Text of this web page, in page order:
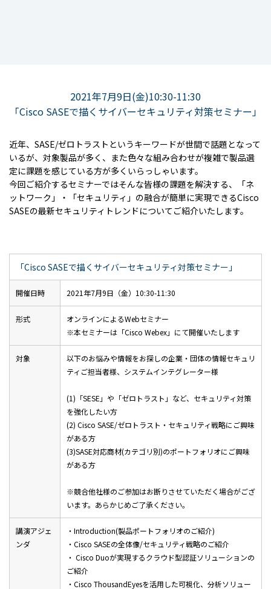
2021年7月9日(金)10:30-11:30
「Cisco SASEで描くサイバーセキュリティ対策セミナー」
近年、SASE/ゼロトラストというキーワードが世間で話題となって
いるが、対象製品が多く、また色々な組み合わせが複雑で製品選
定に課題を感じている方が多くいらっしゃいます。
今回ご紹介するセミナーではそんな皆様の課題を解決する、「ネ
ットワーク」・「セキュリティ」の融合が簡単に実現できるCisco
SASEの最新セキュリティトレンドについてご紹介いたします。
「Cisco SASEで描くサイバーセキュリティ対策セミナー」
開催日時 2021年7月9日（金）10:30-11:30
形式
オンラインによるWebセミナー
※本セミナーは「Cisco Webex」にて開催いたします
対象
以下のお悩みや情報をお探しの企業・団体の情報セキュリ
ティご担当者様、システムインテグレーター様
(1)「SESE」や「ゼロトラスト」など、セキュリティ対策
を強化したい方
(2) Cisco SASE/ゼロトラスト・セキュリティ戦略にご興味
がある方
(3)SASE対応商材(カテゴリ別)のポートフォリオにご興味
がある方
※競合他社様のご参加はお断りさせていただく場合がござ
います。あらかじめご了承ください。
講演アジェ
ンダ
・Introduction(製品ポートフォリオのご紹介)
・Cisco SASEの全体像/セキュリティ戦略のご紹介
・ Cisco Duoが実現するクラウド型認証ソリューションの
ご紹介
・Cisco ThousandEyesを活用した可視化、分析ソリュー